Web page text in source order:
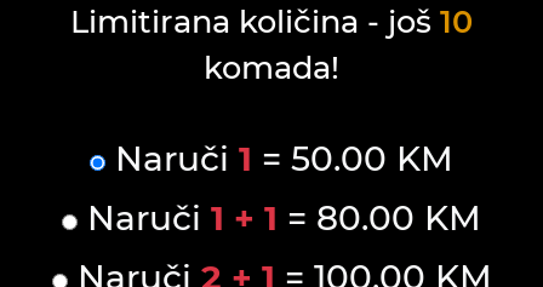
Limitirana količina - još 10
komada!
Naruči 1 = 50.00 KM
Naruči 1 + 1 = 80.00 KM
Naruči 2 + 1 = 100.00 KM